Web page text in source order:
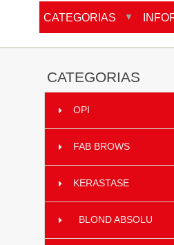
CATEGORIAS ▼
CATEGORIAS
OPI
FAB BROWS
KERASTASE
BLOND ABSOLU